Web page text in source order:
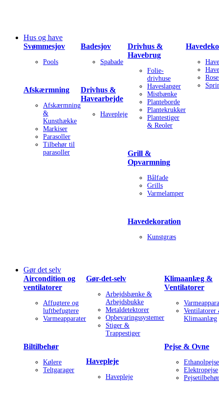
Hus og have
Svømmesjov
Pools
Afskærmning
Afskærmning
&
Kunsthække
Markiser
Parasoller
Tilbehør til
parasoller
Badesjov
Spabade
Drivhus &
Havearbejde
Havepleje
Drivhus &
Havebrug
Folie-
drivhuse
Haveslanger
Mistbænke
Planteborde
Plantekrukker
Plantestiger
& Reoler
Grill &
Opvarmning
Bålfade
Grills
Varmelamper
Havedekoration
Kunstgræs
Gør det selv
Aircondition og
ventilatorer
Affugtere og
luftbefugtere
Varmeapparater
Biltilbehør
Kølere
Teltgarager
Gør-det-selv
Arbejdsbænke &
Arbejdsbukke
Metaldetektorer
Opbevaringssystemer
Stiger &
Trappestiger
Havepleje
Havepleje
Klimaanlæg &
Ventilatorer
Ventilatorer
Klimaanlæg
Pejse & Ovne
Ethanolpejse
Elektropejse
Pejsetilbehør